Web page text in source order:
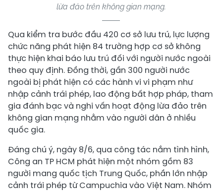
lừa đảo trên không gian mạng.
Qua kiểm tra bước đầu 420 cơ sở lưu trú, lực lượng
chức năng phát hiện 84 trường hợp cơ sở không
thực hiện khai báo lưu trú đối với người nước ngoài
theo quy định. Đồng thời, gần 300 người nước
ngoài bị phát hiện có các hành vi vi phạm như
nhập cảnh trái phép, lao động bất hợp pháp, tham
gia đánh bạc và nghi vấn hoạt động lừa đảo trên
không gian mạng nhằm vào người dân ở nhiều
quốc gia.
Đáng chú ý, ngày 8/6, qua công tác nắm tình hình,
Công an TP HCM phát hiện một nhóm gồm 83
người mang quốc tịch Trung Quốc, phần lớn nhập
cảnh trái phép từ Campuchia vào Việt Nam. Nhóm